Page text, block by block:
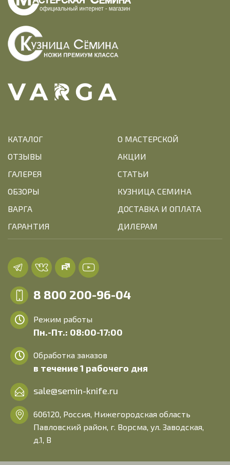
КАТАЛОГ
О МАСТЕРСКОЙ
ОТЗЫВЫ
АКЦИИ
ГАЛЕРЕЯ
СТАТЬИ
ОБЗОРЫ
КУЗНИЦА СЕМИНА
ВАРГА
ДОСТАВКА И ОПЛАТА
ГАРАНТИЯ
ДИЛЕРАМ
8 800 200-96-04
Режим работы
Пн.-Пт.: 08:00-17:00
Обработка заказов
в течение 1 рабочего дня
sale@semin-knife.ru
606120, Россия, Нижегородская область
Павловский район, г. Ворсма, ул. Заводская,
д.1, В